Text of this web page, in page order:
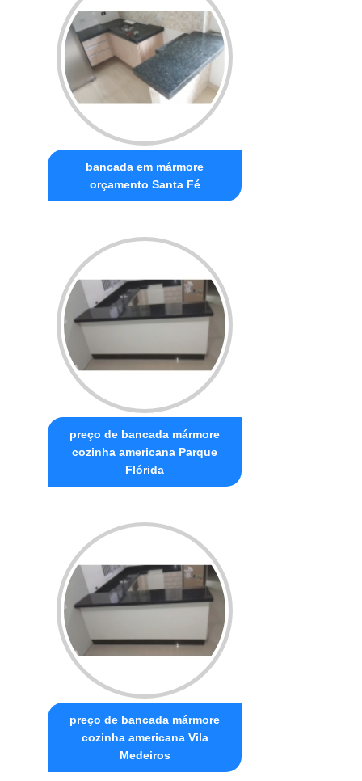
bancada em mármore
orçamento Santa Fé
preço de bancada mármore
cozinha americana Parque
Flórida
preço de bancada mármore
cozinha americana Vila
Medeiros